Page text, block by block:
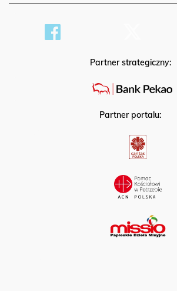
Partner strategiczny:
Partner portalu: